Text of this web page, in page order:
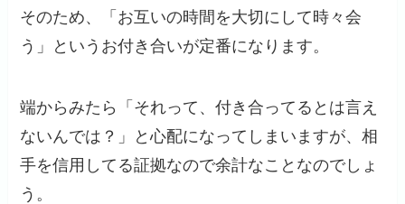
そのため、「お互いの時間を大切にして時々会
う」というお付き合いが定番になります。
端からみたら「それって、付き合ってるとは言え
ないんでは？」と心配になってしまいますが、相
手を信用してる証拠なので余計なことなのでしょ
う。